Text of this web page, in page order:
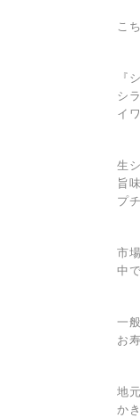
こ
『
シ
イ
生
旨
プ
市
中
一
お
地
か